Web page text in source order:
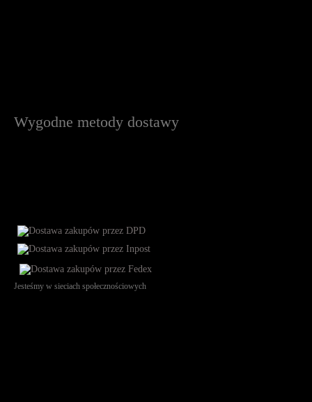
Wygodne metody dostawy
Jesteśmy w sieciach społecznościowych